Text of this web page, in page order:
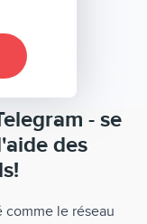
- se
des
comme le réseau